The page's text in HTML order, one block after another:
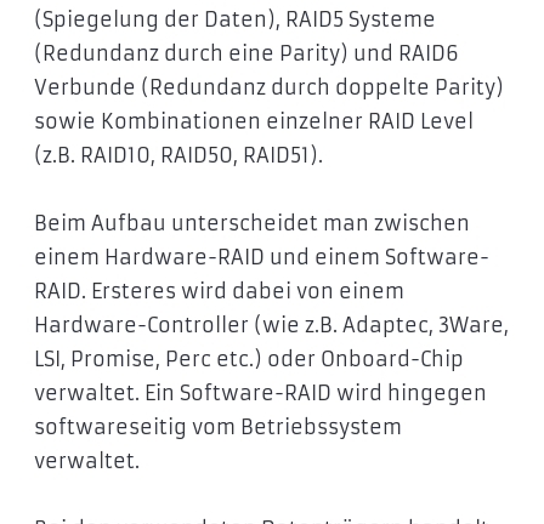
(Spiegelung der Daten), RAID5 Systeme
(Redundanz durch eine Parity) und RAID6
Verbunde (Redundanz durch doppelte Parity)
sowie Kombinationen einzelner RAID Level
(z.B. RAID10, RAID50, RAID51).
Beim Aufbau unterscheidet man zwischen
einem Hardware-RAID und einem Software-
RAID. Ersteres wird dabei von einem
Hardware-Controller (wie z.B. Adaptec, 3Ware,
LSI, Promise, Perc etc.) oder Onboard-Chip
verwaltet. Ein Software-RAID wird hingegen
softwareseitig vom Betriebssystem
verwaltet.